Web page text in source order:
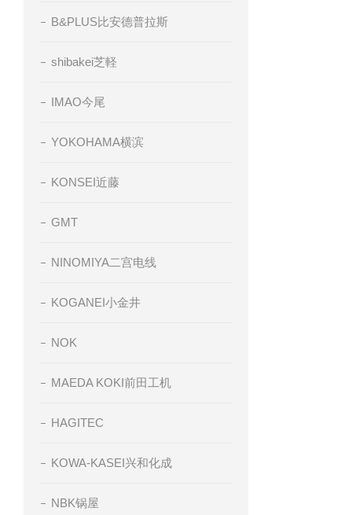
B&PLUS比安德普拉斯
shibakei芝軽
IMAO今尾
YOKOHAMA横滨
KONSEI近藤
GMT
NINOMIYA二宫电线
KOGANEI小金井
NOK
MAEDA KOKI前田工机
HAGITEC
KOWA-KASEI兴和化成
NBK锅屋